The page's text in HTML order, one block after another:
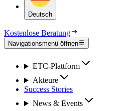
Deutsch
Kostenlose Beratung
Navigationsmenü öffnen
ETC-Platt­form
Ak­teu­re
Success Stories
News & Events